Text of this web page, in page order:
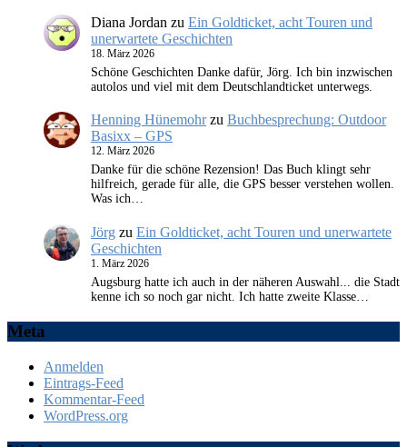
Diana Jordan zu Ein Goldticket, acht Touren und
unerwartete Geschichten
18. März 2026
Schöne Geschichten Danke dafür, Jörg. Ich bin inzwischen
autolos und viel mit dem Deutschlandticket unterwegs.
Henning Hünemohrzu Buchbesprechung: Outdoor
Basixx – GPS
12. März 2026
Danke für die schöne Rezension! Das Buch klingt sehr
hilfreich, gerade für alle, die GPS besser verstehen wollen.
Was ich…
Jörg zu Ein Goldticket, acht Touren und unerwartete
Geschichten
1. März 2026
Augsburg hatte ich auch in der näheren Auswahl... die Stadt
kenne ich so noch gar nicht. Ich hatte zweite Klasse…
Meta
Anmelden
Eintrags-Feed
Kommentar-Feed
WordPress.org